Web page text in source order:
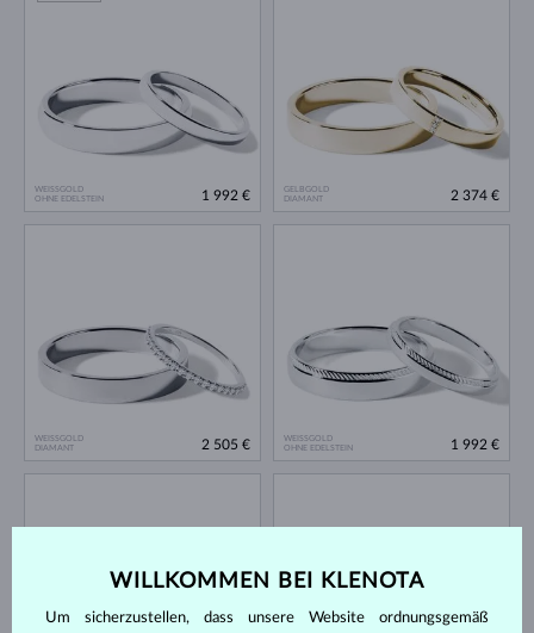
WEISSGOLD
OHNE EDELSTEIN
1 992 €
GELBGOLD
DIAMANT
2 374 €
WEISSGOLD
DIAMANT
2 505 €
WEISSGOLD
OHNE EDELSTEIN
1 992 €
WILLKOMMEN BEI KLENOTA
Um sicherzustellen, dass unsere Website ordnungsgemäß